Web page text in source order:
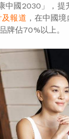
國2030」，提
及報道 ，在中國
牌佔70%以上。